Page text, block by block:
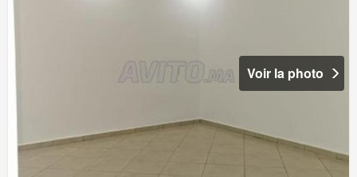
Voir la photo